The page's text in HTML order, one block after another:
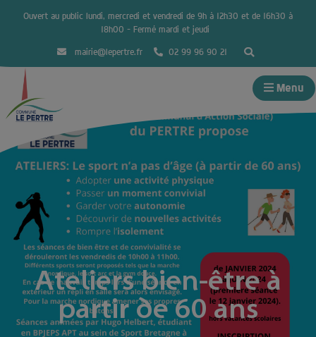
Ouvert au public lundi, mercredi et vendredi de 9h à 12h30 et de 16h30 à
18h00 – Fermé mardi et jeudi
mairie@lepertre.fr 02 99 96 90 21
Menu
Ateliers bien-être à
partir de 60 ans